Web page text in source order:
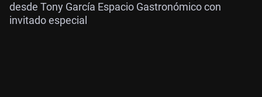
desde Tony García Espacio Gastronómico con
invitado especial